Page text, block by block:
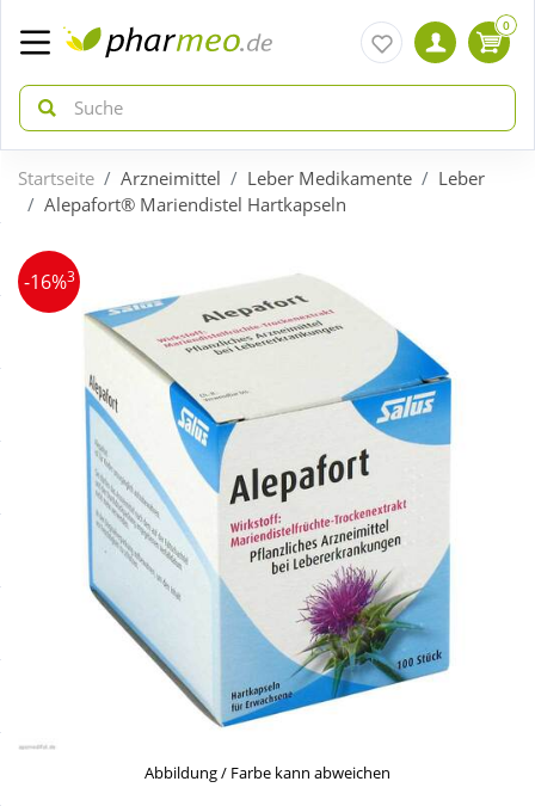
zurück
ÜBERSICHT AKTIONEN
Aktuelle Coupons
Gratis dazu
Neuheiten
Schnäppchen
Täglich gut versorgt
zurück
ÜBERSICHT KATEGORIEN
Arzneimittel
Bio & Genuss
Diabetes
Körperpflege & Kosmetik
Liebe & Erotik
Nahrungsergänzung
0
Startseite Arzneimittel Leber Medikamente
Leber
Alepafort® Mariendistel Hartkapseln
-16%3
Abbildung / Farbe kann abweichen